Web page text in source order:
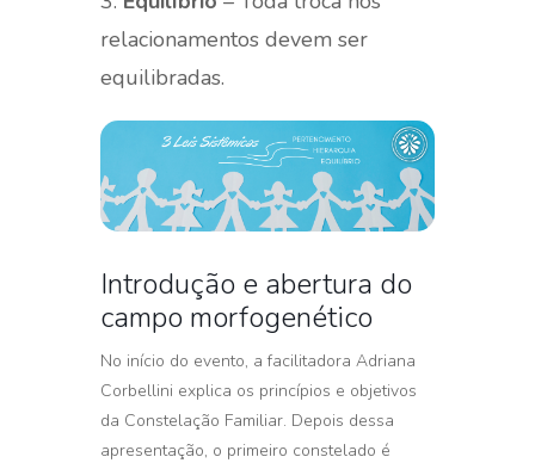
relacionamentos devem ser
equilibradas.
Introdução e abertura do
campo morfogenético
No início do evento, a facilitadora Adriana
Corbellini explica os princípios e objetivos
da Constelação Familiar. Depois dessa
apresentação, o primeiro constelado é